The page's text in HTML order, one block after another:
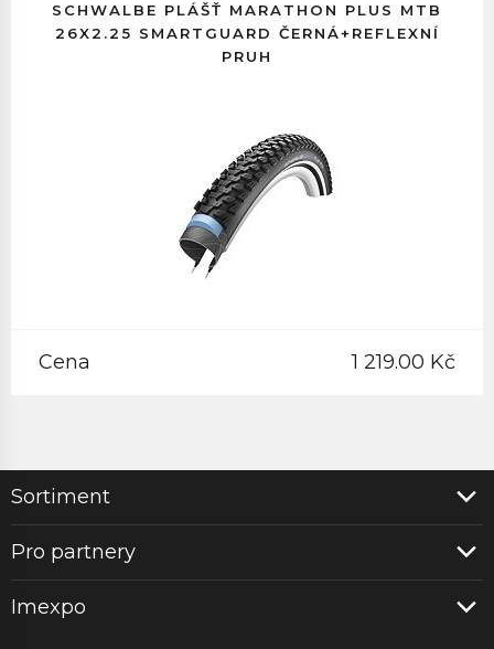
SCHWALBE PLÁŠŤ MARATHON PLUS MTB
26X2.25 SMARTGUARD ČERNÁ+REFLEXNÍ
PRUH
Cena 1 219.00 Kč
Sortiment
Pro partnery
Imexpo